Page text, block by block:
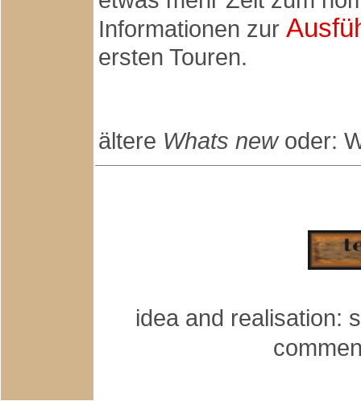
Informationen zur
ersten Touren.
ältere Whats newoder:
idea and realisation: